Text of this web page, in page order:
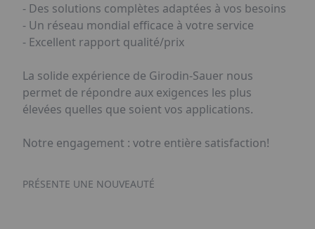
- Des solutions complètes adaptées à vos besoins
- Un réseau mondial efficace à votre service
- Excellent rapport qualité/prix
La solide expérience de Girodin-Sauer nous
permet de répondre aux exigences les plus
élevées quelles que soient vos applications.
Notre engagement : votre entière satisfaction!
PRÉSENTE UNE NOUVEAUTÉ